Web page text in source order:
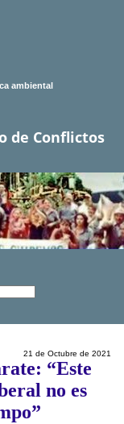
ambiental
de Conflictos
21 de Octubre de 2021
“Este
no es